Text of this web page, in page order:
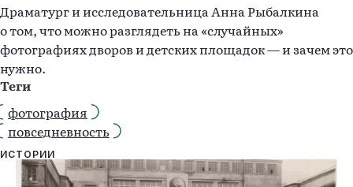
Драматург и исследовательница Анна Рыбалкина
о том, что можно разглядеть на «случайных»
фотографиях дворов и детских площадок — и зачем это
нужно.
Теги
фотография
повседневность
ИСТОРИИ